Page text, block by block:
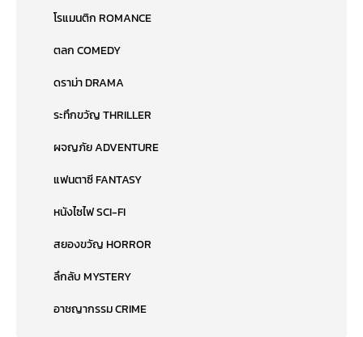
โรแมนติก ROMANCE
ตลก COMEDY
ดราม่า DRAMA
ระทึกขวัญ THRILLER
ผจญภัย ADVENTURE
แฟนตาซี FANTASY
หนังไซไฟ SCI-FI
สยองขวัญ HORROR
ลึกลับ MYSTERY
อาชญากรรม CRIME